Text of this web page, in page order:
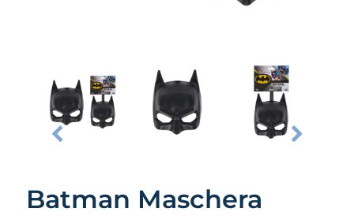
Batman Maschera